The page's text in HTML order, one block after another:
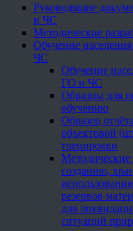
Руководящие
и ЧС
Методические
Обучение
ЧС
Обучение
ГО и ЧС
Образцы для
обучению
Образец
объектовой
тренировки
созданию,
резервов
для
ситуаций